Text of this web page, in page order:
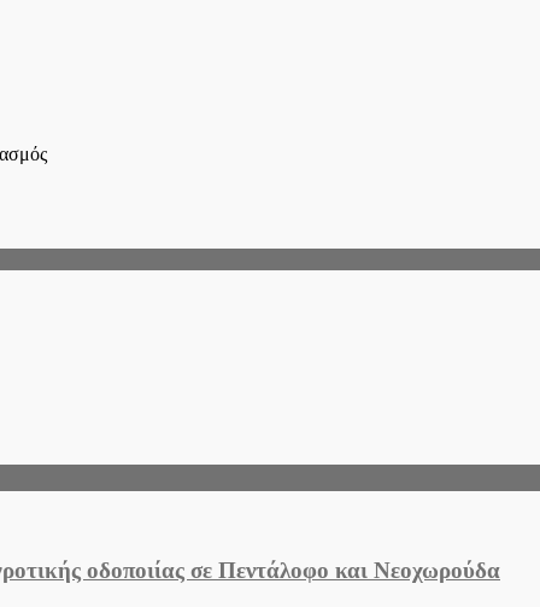
στο
οδοποιίας σε Πεντάλοφο και Νεοχωρούδα